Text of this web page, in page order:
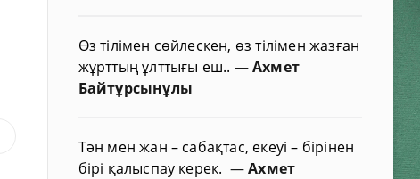
Өз тілімен сөйлескен, өз тілімен жазған
жұрттың ұлттығы еш.. —Ахмет
Байтұрсынұлы
Тән мен жан – сабақтас, екеуі – бірінен
бірі қалыспау керек. —Ахмет